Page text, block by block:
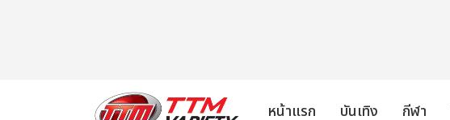
หน้าแรก บันเทิง กีฬา